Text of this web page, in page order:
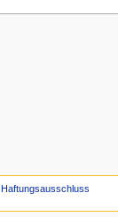
Haftungsausschluss